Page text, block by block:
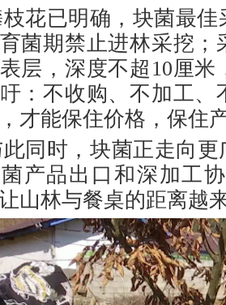
花已明确，块菌最
菌期禁止进林采挖
层，深度不超10厘
：不收购、不加工
才能保住价格，保住
同时，块菌正走向
产品出口和深加工
山林与餐桌的距离越